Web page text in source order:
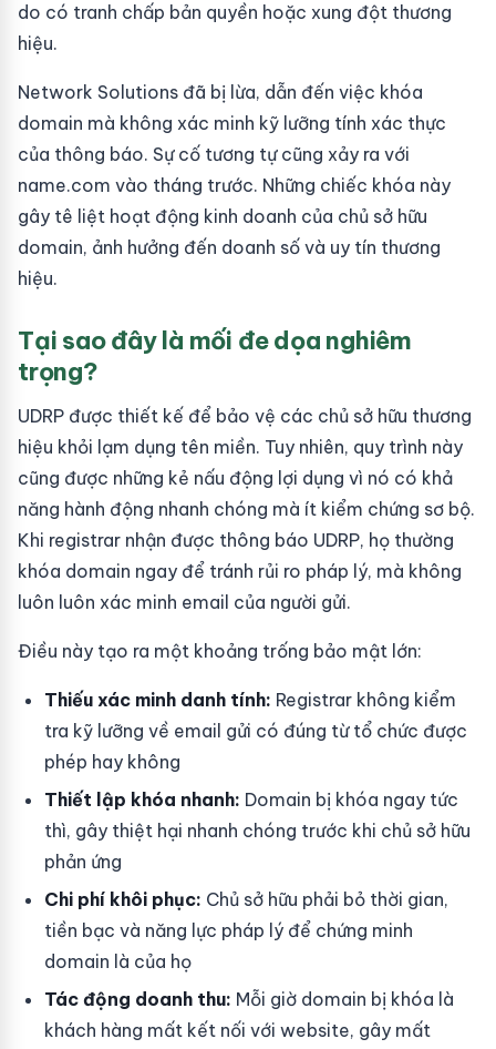
do có tranh chấp bản quyền hoặc xung đột thương
hiệu.
Network Solutions đã bị lừa, dẫn đến việc khóa
domain mà không xác minh kỹ lưỡng tính xác thực
của thông báo. Sự cố tương tự cũng xảy ra với
name.com vào tháng trước. Những chiếc khóa này
gây tê liệt hoạt động kinh doanh của chủ sở hữu
domain, ảnh hưởng đến doanh số và uy tín thương
hiệu.
Tại sao đây là mối đe dọa nghiêm
trọng?
UDRP được thiết kế để bảo vệ các chủ sở hữu thương
hiệu khỏi lạm dụng tên miền. Tuy nhiên, quy trình này
cũng được những kẻ nấu động lợi dụng vì nó có khả
năng hành động nhanh chóng mà ít kiểm chứng sơ bộ.
Khi registrar nhận được thông báo UDRP, họ thường
khóa domain ngay để tránh rủi ro pháp lý, mà không
luôn luôn xác minh email của người gửi.
Điều này tạo ra một khoảng trống bảo mật lớn:
Thiếu xác minh danh tính: Registrar không kiểm
tra kỹ lưỡng về email gửi có đúng từ tổ chức được
phép hay không
Thiết lập khóa nhanh: Domain bị khóa ngay tức
thì, gây thiệt hại nhanh chóng trước khi chủ sở hữu
phản ứng
Chi phí khôi phục: Chủ sở hữu phải bỏ thời gian,
tiền bạc và năng lực pháp lý để chứng minh
domain là của họ
Tác động doanh thu: Mỗi giờ domain bị khóa là
khách hàng mất kết nối với website, gây mất